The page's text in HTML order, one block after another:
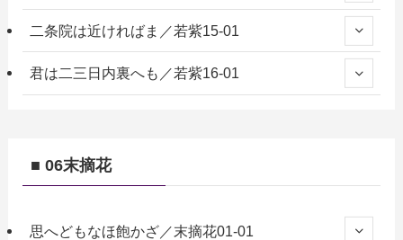
二条院は近ければま／若紫15-01
君は二三日内裏へも／若紫16-01
■ 06末摘花
思へどもなほ飽かざ／末摘花01-01